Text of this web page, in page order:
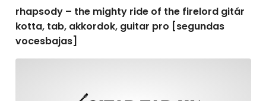
rhapsody – the mighty ride of the firelord gitár
kotta, tab, akkordok, guitar pro [segundas
vocesbajas]